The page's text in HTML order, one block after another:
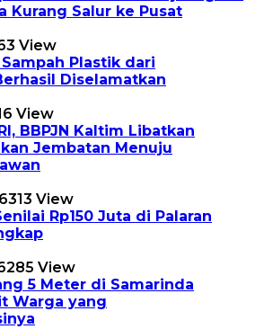
Kurang Salur ke Pusat
View
Plastik dari
Diselamatkan
View
BBPJN Kaltim Libatkan
Jembatan Menuju
313 View
Rp150 Juta di Palaran
285 View
5 Meter di Samarinda
Warga yang